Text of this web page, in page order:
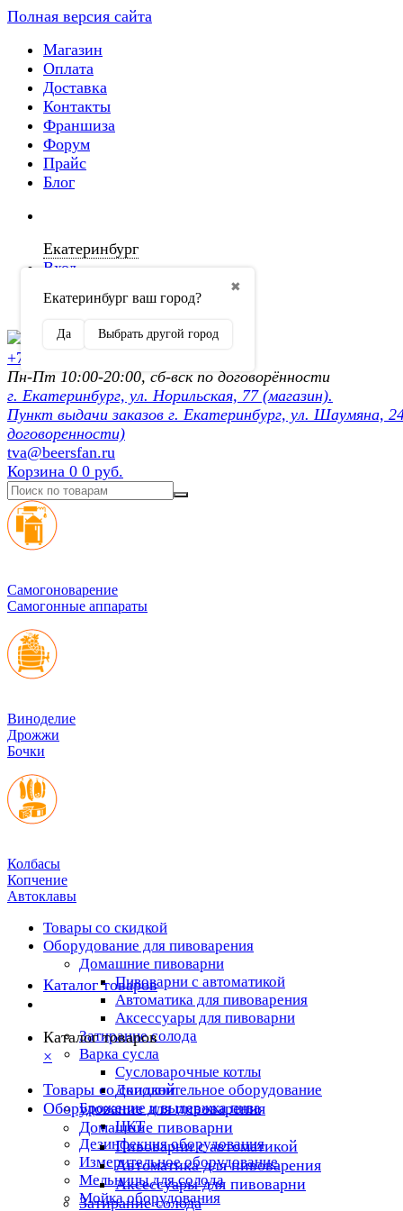
Полная версия сайта
Магазин
Оплата
Доставка
Контакты
Франшиза
Форум
Прайс
Блог
Екатеринбург
✖
Екатеринбург ваш город?
Да Выбрать другой город
Вход
Регистрация
+7 (902) 872-54-70
Пн-Пт 10:00-20:00, сб-вск по договорённости
г. Екатеринбург, ул. Норильская, 77 (магазин).
Пункт выдачи заказов г. Екатеринбург, ул. Шаумяна,
договоренности)
tva@beersfan.ru
Корзина 0 0 руб.
Cамогоноварение
Самогонные аппараты
Виноделие
Дрожжи
Бочки
Колбасы
Копчение
Автоклавы
Товары со скидкой
Оборудование для пивоварения
Домашние пивоварни
Пивоварни с автоматикой
Автоматика для пивоварения
Аксессуары для пивоварни
Затирание солода
Варка сусла
Cусловарочные котлы
Дополнительное оборудование
Брожение и выдержка пива
ЦКТ
Дезинфекция оборудования
Измерительное оборудование
Мельницы для солода
Мойка оборудования
Каталог товаров
Каталог товаров
×
Товары со скидкой
Оборудование для пивоварения
Домашние пивоварни
Пивоварни с автоматикой
Автоматика для пивоварения
Аксессуары для пивоварни
Затирание солода